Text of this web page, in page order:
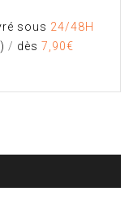
sous 24/48H
/ dès 7,90€